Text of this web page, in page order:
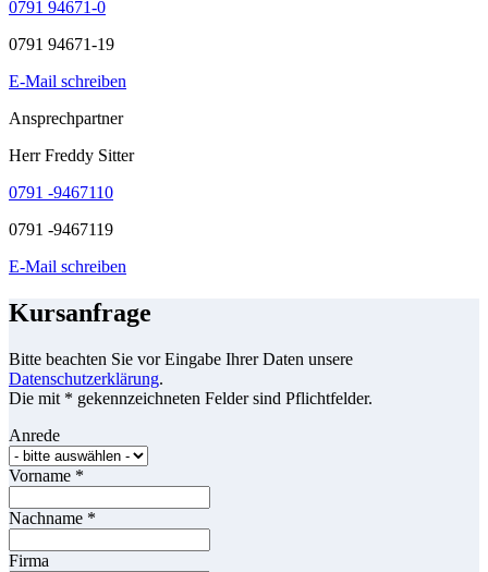
0791 94671-0
0791 94671-19
E-Mail schreiben
Ansprechpartner
Herr Freddy Sitter
0791 -9467110
0791 -9467119
E-Mail schreiben
Kursanfrage
Bitte beachten Sie vor Eingabe Ihrer Daten unsere
Datenschutzerklärung.
Die mit * gekennzeichneten Felder sind Pflichtfelder.
Anrede
Vorname *
Nachname *
Firma